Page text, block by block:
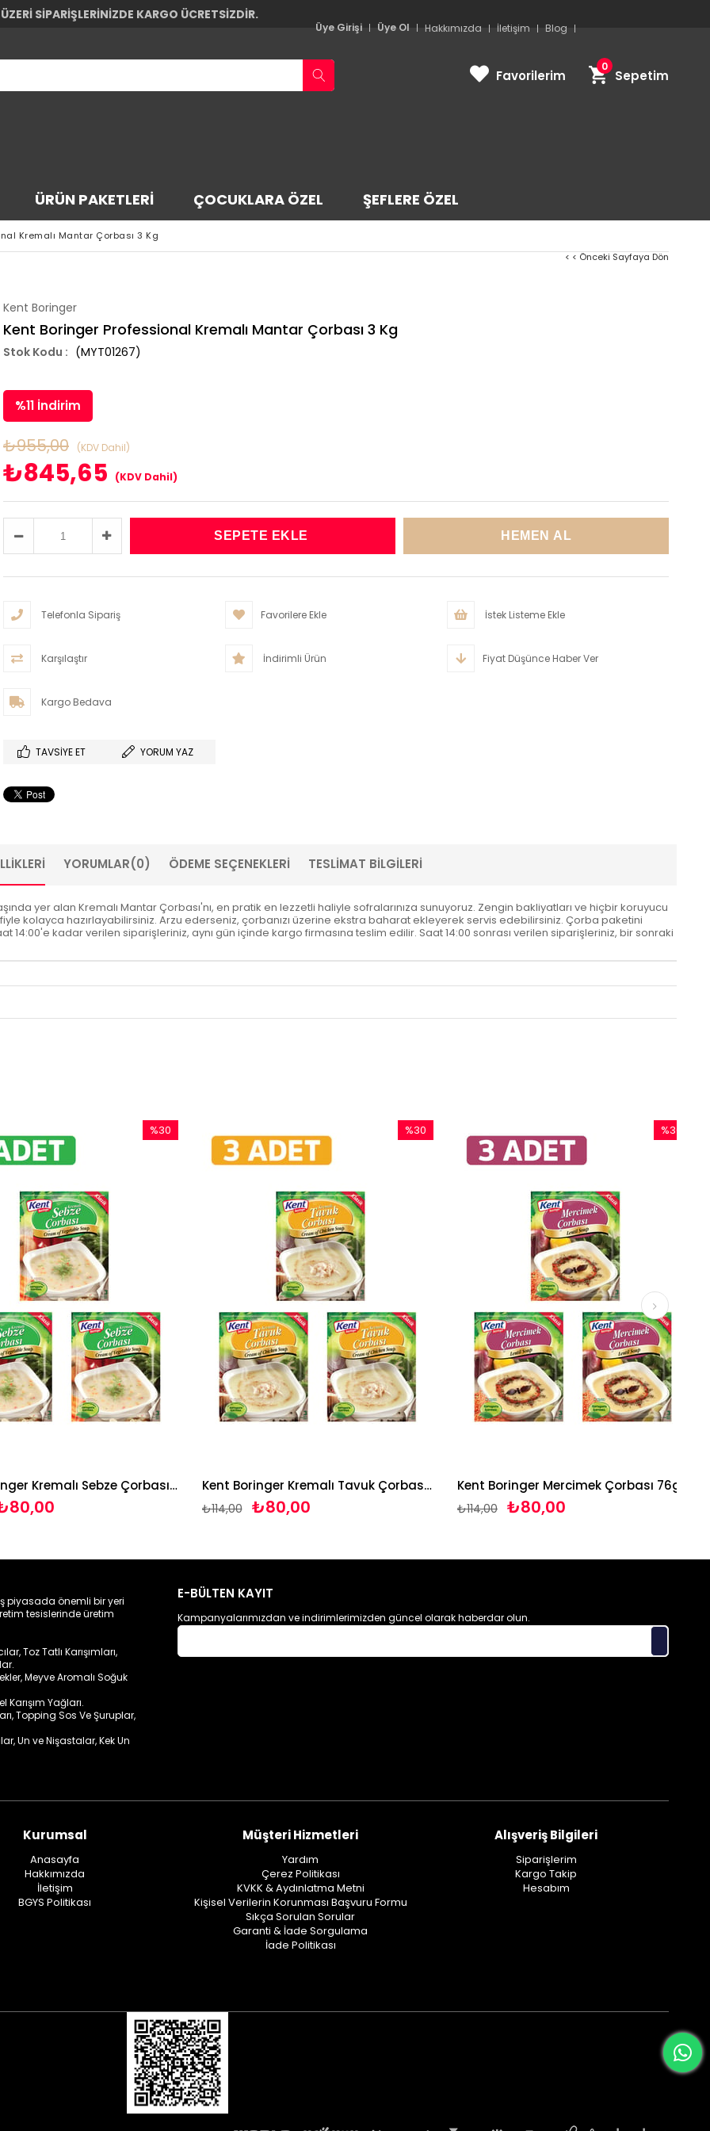
SİPARİŞLERİNİZDE KARGO ÜCRETSİZDİR.
Hakkımızda İletişim Blog
Üye Girişi Üye Ol
Sepetim
0
ÜRÜN PAKETLERI ÇOCUKLARA ÖZEL ŞEFLERE ÖZEL
Favorilerim
Kremalı Mantar Çorbası 3 Kg
< < Önceki Sayfaya Dön
Kent Boringer
Kent Boringer Professional Kremalı Mantar Çorbası 3 Kg
(MYT01267)
%11 İndirim
₺955,00 (KDV Dahil)
₺845,65 (KDV Dahil)
Telefonla Sipariş Favorilere Ekle İstek Listeme Ekle
Karşılaştır İndirimli Ürün Fiyat Düşünce Haber Ver
Kargo Bedava
TAVSIYE ET YORUM YAZ
YORUMLAR(0) ÖDEME SEÇENEKLERI TESLIMAT BILGILERI
yer alan Kremalı Mantar Çorbası'nı, en pratik en lezzetli haliyle sofralarınıza sunuyoruz. Zengin bakliyatları ve hiçbir koruyucu
kolayca hazırlayabilirsiniz. Arzu ederseniz, çorbanızı üzerine ekstra baharat ekleyerek servis edebilirsiniz. Çorba paketini
14:00'e kadar verilen siparişleriniz, aynı gün içinde kargo firmasına teslim edilir. Saat 14:00 sonrası verilen siparişleriniz, bir sonraki
Kent Boringer Kremalı Sebze Çorbası 65g*3 adet
%30
Kent Boringer Kremalı Tavuk Çorbası 65g*3 adet
₺80,00
₺114,00
%30
Kent Boringer Mercimek Çorbası 76g*3 adet
₺80,00
₺114,00
%30
piyasada önemli bir yeri
tesislerinde üretim
Toz Tatlı Karışımları,
Meyve Aromalı Soğuk
Karışım Yağları.
Topping Sos Ve Şuruplar,
Un ve Nişastalar, Kek Un
E-BÜLTEN KAYIT
Kampanyalarımızdan ve indirimlerimizden güncel olarak haberdar olun.
Kurumsal
Anasayfa
Hakkımızda
İletişim
BGYS Politikası
Müşteri Hizmetleri
Yardım
Çerez Politikası
KVKK & Aydınlatma Metni
Kişisel Verilerin Korunması Başvuru Formu
Sıkça Sorulan Sorular
Garanti & İade Sorgulama
İade Politikası
Alışveriş Bilgileri
Siparişlerim
Kargo Takip
Hesabım